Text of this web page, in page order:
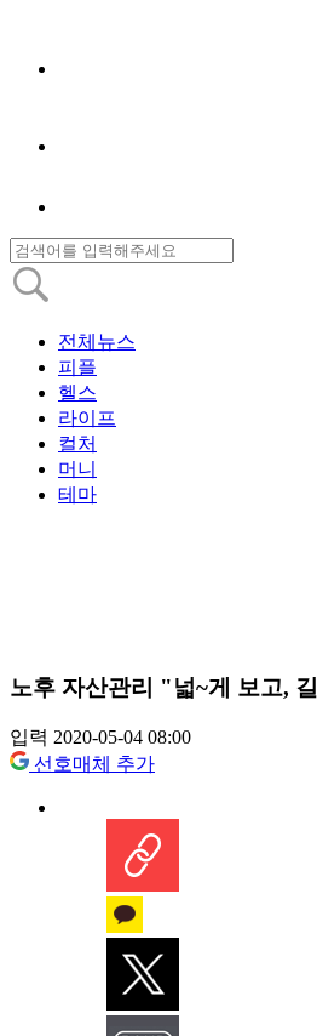
전체뉴스
피플
헬스
라이프
컬처
머니
테마
노후 자산관리 "넓~게 보고,
입력 2020-05-04 08:00
선호매체 추가